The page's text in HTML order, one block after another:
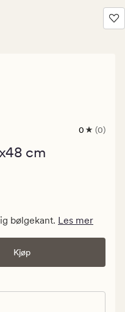
0
0 (0)
cm
bølgekant. Les mer
Kjøp